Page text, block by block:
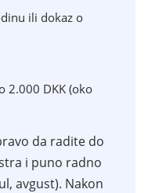
ili dokaz o
2.000 DKK (oko
da radite do
i puno radno
avgust). Nakon